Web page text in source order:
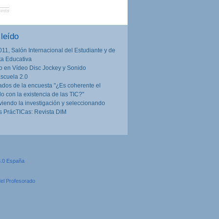
Salón Internacional del Estudiante y de
Educativa
en Vídeo Disc Jockey y Sonido
2.0
de la encuesta "¿Es coherente el
con la existencia de las TIC?"
la investigación y seleccionando
PrácTICas: Revista DIM
España
Profesorado